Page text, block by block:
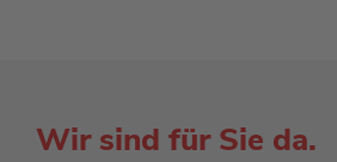
Wir sind für Sie da.